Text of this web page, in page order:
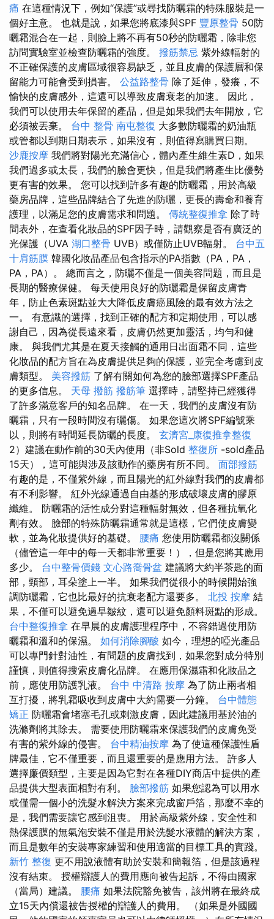
痛 在這種情況下，例如“保護”或尋找防曬霜的特殊服裝是一
個好主意。 也就是說，如果您將底漆與SPF 豐原整骨 50防
曬霜混合在一起，則臉上將不再有50秒的防曬霜，除非您
訪問實驗室並檢查防曬霜的強度。 撥筋禁忌 紫外線輻射的
不正確保護的皮膚區域很容易缺乏，並且皮膚的保護層和保
留能力可能會受到損害。 公益路整骨 除了延伸，發癢，不
愉快的皮膚感外，這還可以導致皮膚衰老的加速。 因此，
我們可以使用去年保留的產品，但是如果我們去年開放，它
必須被丟棄。 台中 整骨 南屯整復 大多數防曬霜的奶油瓶
或管都以到期日期表示，如果沒有，則值得寫購買日期。
沙鹿按摩 我們將對陽光充滿信心，體內產生維生素D，如果
我們過多或太長，我們的臉會更快，但是我們將產生比優勢
更有害的效果。 您可以找到許多有趣的防曬霜，用於高級
藥房品牌，這些品牌結合了先進的防曬，更長的壽命和養育
護理，以滿足您的皮膚需求和問題。 傳統整復推拿 除了時
間表外，在查看化妝品的SPF因子時，請觀察是否有廣泛的
光保護（UVA 湖口整骨 UVB）或僅防止UVB輻射。 台中五
十肩筋膜 韓國化妝品產品包含指示的PA指數（PA，PA，
PA，PA）。 總而言之，防曬不僅是一個美容問題，而且是
長期的醫療保健。 每天使用良好的防曬霜是保留皮膚青
年，防止色素斑點並大大降低皮膚癌風險的最有效方法之
一。 有意識的選擇，找到正確的配方和定期使用，可以感
謝自己，因為從長遠來看，皮膚仍然更加靈活，均勻和健
康。 與我們尤其是在夏天接觸的通用日出面霜不同，這些
化妝品的配方旨在為皮膚提供足夠的保護，並完全考慮到皮
膚類型。 美容撥筋 了解有關如何為您的臉部選擇SPF產品
的更多信息。 天母 撥筋 撥筋筆 選擇時，請堅持已經獲得
了許多滿意客戶的知名品牌。 在一天，我們的皮膚沒有防
曬霜，只有一段時間沒有曬傷。 如果您這次將SPF編號乘
以，則將有時間延長防曬的長度。 玄濟宮_康復推拿整復
2）建議在動作前的30天內使用（非Sold 整復所 -sold產品
15天），這可能與涉及該動作的藥房有所不同。 面部撥筋
有趣的是，不僅紫外線，而且陽光的紅外線對我們的皮膚都
有不利影響。 紅外光線通過自由基的形成破壞皮膚的膠原
纖維。 防曬霜的活性成分對這種輻射無效，但各種抗氧化
劑有效。 臉部的特殊防曬霜通常就是這樣，它們使皮膚變
軟，並為化妝提供好的基礎。 腰痛 您使用防曬霜都沒關係
（儘管這一年中的每一天都非常重要！），但是您將其應用
多少。 台中整骨價錢 文心路喬骨盆 建議將大約半茶匙的面
部，頸部，耳朵塗上一半。 如果我們從很小的時候開始強
調防曬霜，它也比最好的抗衰老配方還要多。 北投 按摩 結
果，不僅可以避免過早皺紋，還可以避免顏料斑點的形成。
台中整復推拿 在早晨的皮膚護理程序中，不容錯過使用防
曬霜和溫和的保濕。 如何消除腳酸 如今，理想的啞光產品
可以專門針對油性，有問題的皮膚找到，如果您對成分特別
謹慎，則值得搜索皮膚化品牌。 在應用保濕霜和化妝品之
前，應使用防護乳液。 台中 中清路 按摩 為了防止兩者相
互打擾，將乳霜吸收到皮膚中大約需要一分鐘。 台中體態
矯正 防曬霜會堵塞毛孔或刺激皮膚，因此建議用基於油的
洗滌劑將其除去。 需要使用防曬霜來保護我們的皮膚免受
有害的紫外線的侵害。 台中精油按摩 為了使這種保護性盾
牌最佳，它不僅重要，而且還重要的是應用方法。 許多人
選擇廉價類型，主要是因為它對在各種DIY商店中提供的產
品提供大型表面相對有利。 臉部撥筋 如果您認為可以用水
或僅需一個小的洗髮水解決方案來完成窗戶箔，那麼不幸的
是，我們需要讓它感到沮喪。 用於高級紫外線，安全性和
熱保護膜的無氣泡安裝不僅是用於洗髮水液體的解決方案，
而且是數年的安裝專家練習和使用適當的目標工具的實踐。
新竹 整復 更不用說液體有助於安裝和簡報箔，但是該過程
沒有結束。 授權辯護人的費用應向被告起訴，不得由國家
（當局）建議。 腰痛 如果法院豁免被告，該州將在最終成
立15天內償還被告授權的辯護人的費用。 （如果是外國國